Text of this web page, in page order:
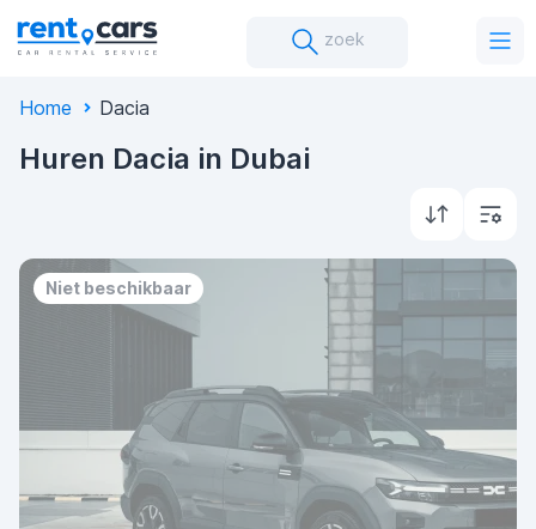
zoek
Home Dacia
Huren Dacia in Dubai
Niet beschikbaar